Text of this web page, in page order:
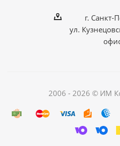
г. Санкт-
ул.
2006 - 2026 © ИМ